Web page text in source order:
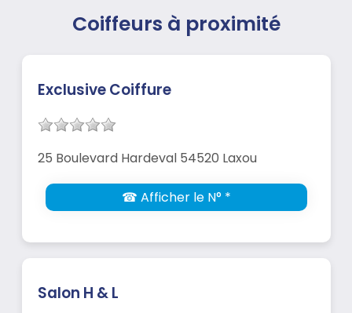
Coiffeurs à proximité
Exclusive Coiffure
25 Boulevard Hardeval 54520 Laxou
☎ Afficher le N° *
Salon H & L